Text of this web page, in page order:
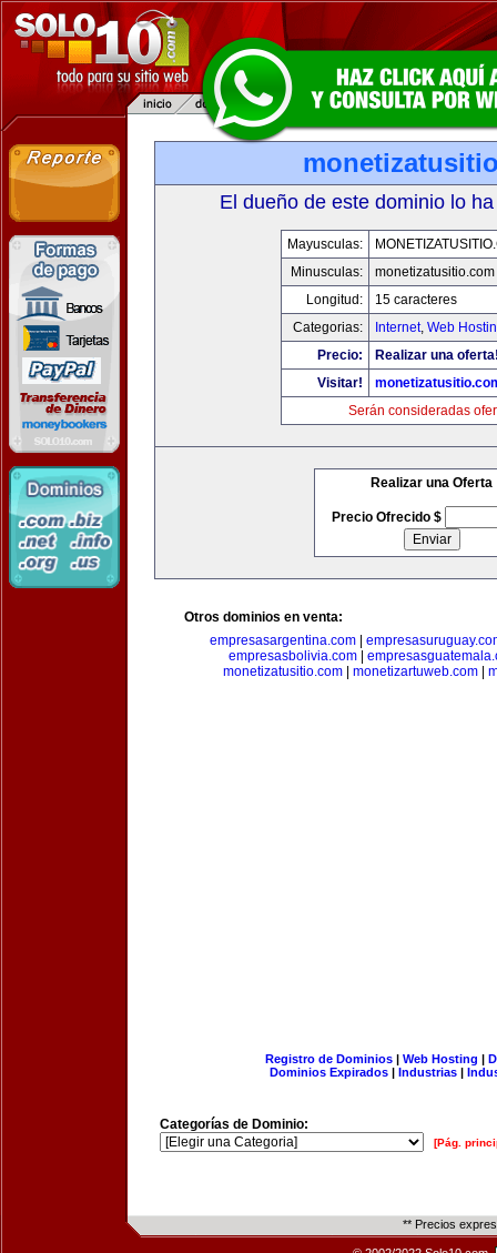
El dueño de este dominio lo
Mayusculas:
Minusculas:
monetizatusitio.com
Longitud:
15 caracteres
Categorias:
Internet, Web
Precio:
Realizar una
Visitar!
Serán consideradas
Realizar una Oferta
Precio Ofrecido $
Otros dominios en venta:
empresasargentina.com|
empresasbolivia.com
monetizatusitio.com
monetizartuweb.com
Registro de Dominios| Web Hosting |
Dominios Expirados | Industrias |
Categorías de Dominio:
[Pág.
** Precios